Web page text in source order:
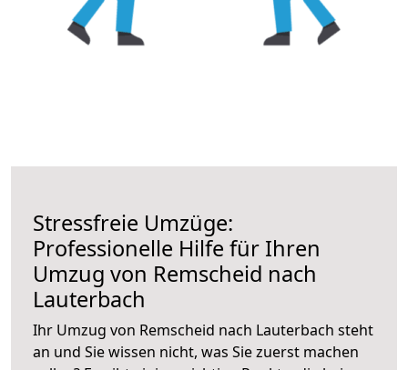
Stressfreie Umzüge:
Professionelle Hilfe für Ihren
Umzug von Remscheid nach
Lauterbach
Ihr Umzug von Remscheid nach Lauterbach steht
an und Sie wissen nicht, was Sie zuerst machen